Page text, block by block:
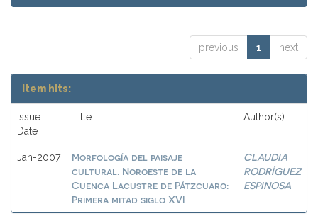
previous 1 next
Item hits:
Issue
Date
Title Author(s)
Jan-2007
Morfología del paisaje
cultural. Noroeste de la
Cuenca Lacustre de Pátzcuaro:
Primera mitad siglo XVI
CLAUDIA
RODRÍGUEZ
ESPINOSA